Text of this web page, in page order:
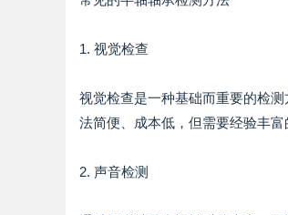
1. 视觉检查
视觉检查是一种基础而重要的检
法简便、成本低，但需要经验丰富
2. 声音检测